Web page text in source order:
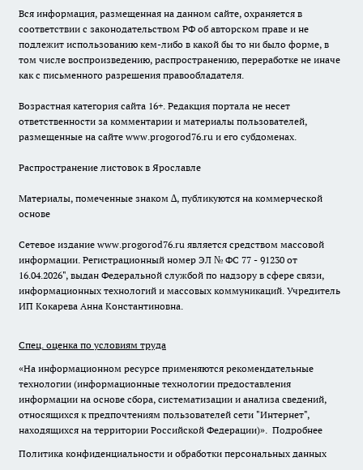
Вся информация, размещенная на данном сайте, охраняется в
соответствии с законодательством РФ об авторском праве и не
подлежит использованию кем-либо в какой бы то ни было форме, в
том числе воспроизведению, распространению, переработке не иначе
как с письменного разрешения правообладателя.
Возрастная категория сайта 16+. Редакция портала не несет
ответственности за комментарии и материалы пользователей,
размещенные на сайте www.progorod76.ru и его субдоменах.
Распространение листовок в Ярославле
Материалы, помеченные знаком ∆, публикуются на коммерческой
основе
Сетевое издание www.progorod76.ru является средством массовой
информации. Регистрационный номер ЭЛ № ФС 77 - 91230 от
16.04.2026", выдан Федеральной службой по надзору в сфере связи,
информационных технологий и массовых коммуникаций. Учредитель
ИП Кокарева Анна Константиновна.
Спец. оценка по условиям труда
«На информационном ресурсе применяются рекомендательные
технологии (информационные технологии предоставления
информации на основе сбора, систематизации и анализа сведений,
относящихся к предпочтениям пользователей сети "Интернет",
находящихся на территории Российской Федерации)». Подробнее
Политика конфиденциальности и обработки персональных данных